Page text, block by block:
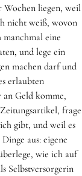
liegen, weil
nicht weiß, wovon
eine
und lege ein
machen darf und
erlaubten
an Geld komme,
frage
gibt, und weil es
aus: eigene
wie ich auf
Selbstversorgerin